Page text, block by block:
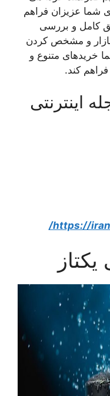
شما عزیزان فراهم
کامل و بررسی
و مشخص کردن
خریدهای متنوع و
کند.
اینترنتی
https://